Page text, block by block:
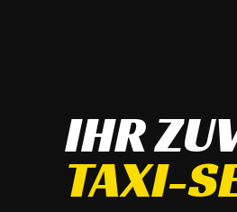
IHR
TAXI-